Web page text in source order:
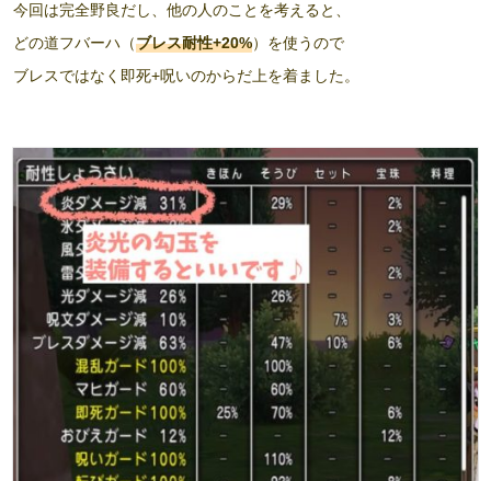
今回は完全野良だし、他の人のことを考えると、
どの道フバーハ（ブレス耐性+20%）を使うので
ブレスではなく即死+呪いのからだ上を着ました。